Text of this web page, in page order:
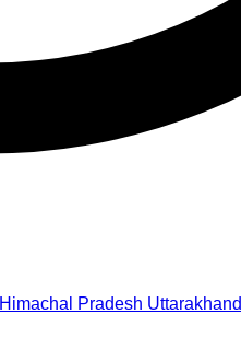
Himachal Pradesh Uttarakhand